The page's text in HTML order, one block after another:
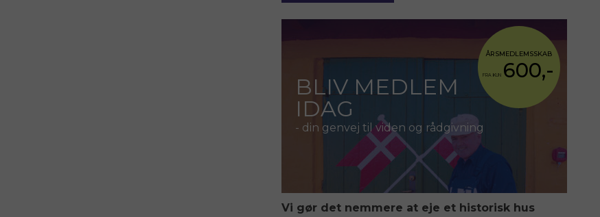
BLIV MEDLEM
IDAG
- din genvej til viden og rådgivning
ÅRSMEDLEMSSKAB
FRA KUN 600,-
Vi gør det nemmere at eje et historisk hus